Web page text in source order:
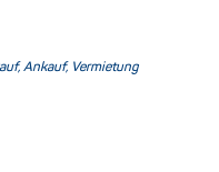
Ankauf, Vermietung